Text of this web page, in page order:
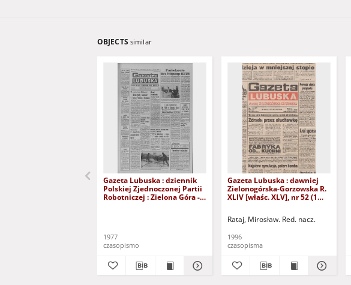
OBJECTS similar
Gazeta Lubuska : dziennik
Polskiej Zjednoczonej Partii
Robotniczej : Zielona Góra -
1977
czasopismo
Gazeta Lubuska : dawniej
Zielonogórska-Gorzowska R.
XLIV [właśc. XLV], nr 52 (1
Rataj, Mirosław. Red. nacz.
1996
czasopisma